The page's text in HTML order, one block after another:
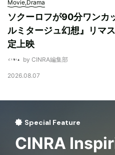
Movie,Drama
ソクーロフが90分ワンカ
ルミタージュ幻想』リマ
定上映
by CINRA編集部
2026.08.07
Special Feature
CINRA